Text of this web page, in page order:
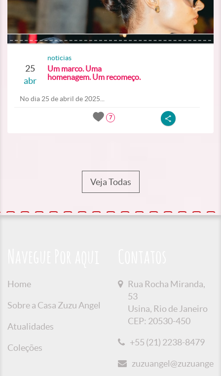
25
abr
noticias
Um marco. Uma
homenagem. Um recomeço.
No dia 25 de abril de 2025...
7
Veja Todas
Home
Sobre a Casa Zuzu Angel
Atualidades
Coleções
Rua Rocha Miranda,
53
Usina, Rio de Janeiro
CEP: 20530-450
+55 (21) 2238-8479